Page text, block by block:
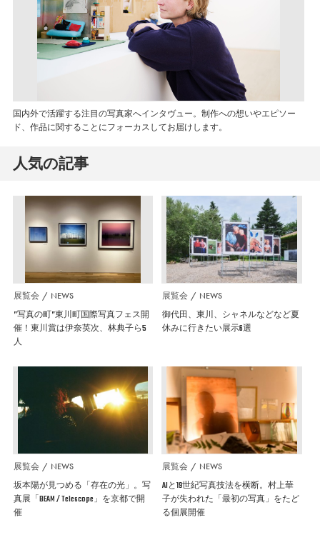
国内外で活躍する注目の写真家へインタヴュー。制作への想いやエピソー
ド、作品に関することにフォーカスしてお届けします。
人気の記事
展覧会 NEWS
”写真の町”東川町国際写真フェス開
催！東川賞は伊奈英次、林典子ら5
人
展覧会 NEWS
御代田、東川、シャネルなどなど夏
休みに行きたい展示6選
展覧会 NEWS
坂本陽が見つめる「存在の光」。写
真展「BEAM / Telescope」を京都で開
催
展覧会 NEWS
AIと19世紀写真技法を横断。村上華
子が失われた「最初の写真」をたど
る個展開催